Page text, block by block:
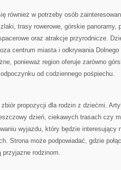
również w potrzeby osób
trasy rowerowe, górskie panoramy,
oraz atrakcje przyrodnicze.
centrum miasta i odkrywania
ponieważ region oferuje zarówno
od codziennego pośpiechu.
zbiór propozycji dla rodzin z dziećmi.
dzień, ciekawych trasach czy
wyjazdu, który będzie interesujący
Strona może podpowiadać, gdzie
rodzinom.